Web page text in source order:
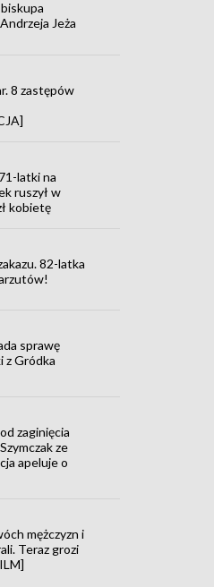
Jeża
8 zastępów
latki na
ruszył w
kobietę
82-latka
sprawę
z Gródka
zaginięcia
ze
apeluje o
mężczyzn i
Teraz grozi